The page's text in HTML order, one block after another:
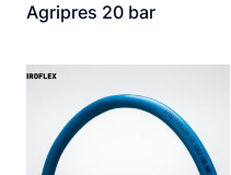
Agripres 20 bar